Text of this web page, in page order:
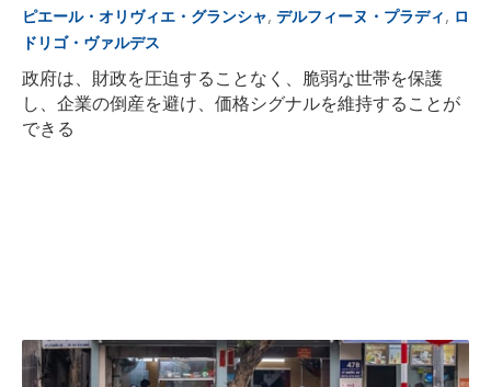
ピエール・オリヴィエ・グランシャ, デルフィーヌ・プラディ, ロ
ドリゴ・ヴァルデス
政府は、財政を圧迫することなく、脆弱な世帯を保護
し、企業の倒産を避け、価格シグナルを維持することが
できる